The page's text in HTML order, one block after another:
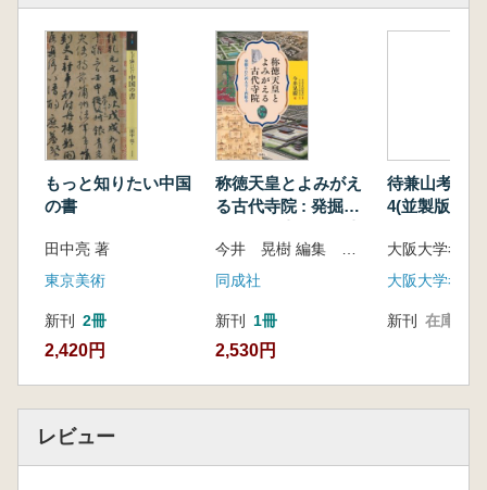
もっと知りたい中国
の書
田中亮 著
東京美術
新刊 2冊
2,420円
称徳天皇とよみがえ
る古代寺院 : 発掘さ
今井 晃樹 編集 国立文化財機構奈良文化財研究所 監
同成社
新刊 1冊
2,530円
待兼山考古
4(並製版)
大阪大学考古
新刊 在庫なし
レビュー